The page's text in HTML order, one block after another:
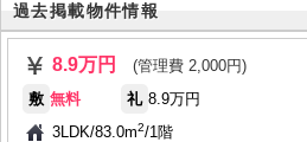
過去掲載物件情報
8.9万円
(管理費 2,000円)
敷 無料 礼 8.9万円
3LDK/83.0m2/1階